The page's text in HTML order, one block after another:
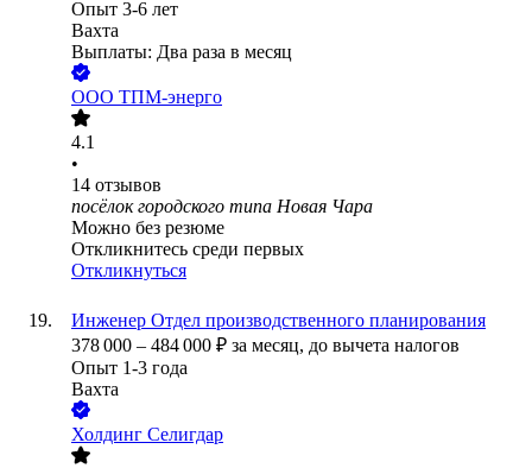
Опыт 3-6 лет
Вахта
Выплаты: Два раза в месяц
ООО ТПM-энерго
4.1
•
14 отзывов
посёлок городского типа Новая Чара
Можно без резюме
Откликнитесь среди первых
Откликнуться
Инженер Отдел производственного планирования
378 000 – 484 000 ₽ за месяц, до вычета налогов
Опыт 1-3 года
Вахта
Холдинг Селигдар